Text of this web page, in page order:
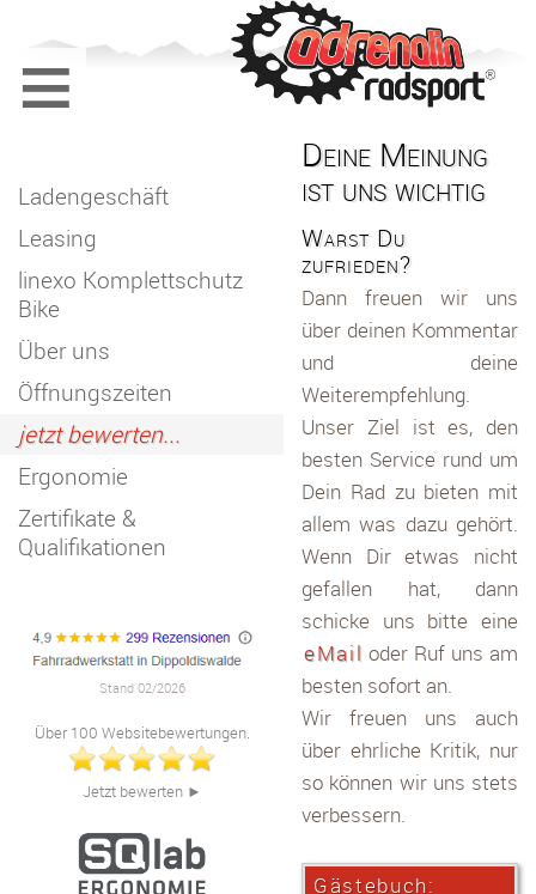
Ladengeschäft
Leasing
linexo Komplettschutz
Bike
Über uns
Öffnungszeiten
jetzt bewerten...
Ergonomie
Zertifikate &
Qualifikationen
Stand 02/2026
Über 100 Websitebewertungen.
Jetzt bewerten ►
Deine Meinung
ist uns wichtig
Warst Du
zufrieden?
Dann freuen wir uns
über deinen Kommentar
und deine
Weiterempfehlung.
Unser Ziel ist es, den
besten Service rund um
Dein Rad zu bieten mit
allem was dazu gehört.
Wenn Dir etwas nicht
gefallen hat, dann
schicke uns bitte eine
eMail oder Ruf uns am
besten sofort an.
Wir freuen uns auch
über ehrliche Kritik, nur
so können wir uns stets
verbessern.
Gästebuch:
≡